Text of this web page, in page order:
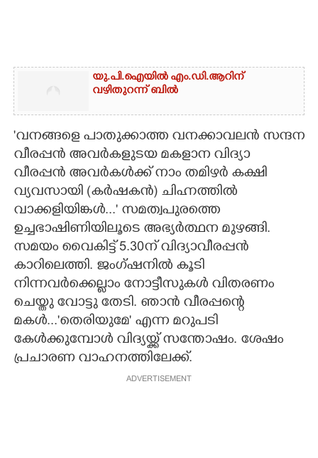
യു.പി.ഐയിൽ എം.ഡി.ആറിന്
വഴിതുറന്ന് ബിൽ
'വനങ്ങളെ പാതുക്കാത്ത വനക്കാവലൻ സന്ദന
വീരപ്പൻ അവർകളുടയ മകളാന വിദ്യാ
വീരപ്പൻ അവർകൾക്ക് നാം തമിഴർ കക്ഷി
വ്യവസായി (കർഷകൻ) ചിഹ്നത്തിൽ
വാക്കളിയിങ്കൾ..." സമത്വപുരത്തെ
ഉച്ചഭാഷിണിയിലൂടെ അഭ്യർത്ഥന മുഴങ്ങി.
സമയം വൈകിട്ട് 5.30ന് വിദ്യാവീരപ്പൻ
കാറിലെത്തി. ജംഗ്ഷനിൽ കൂടി
നിന്നവർക്കെല്ലാം നോട്ടീസുകൾ വിതരണം
ചെയ്തു വോട്ടു തേടി. ഞാൻ വീരപ്പന്റെ
മകൾ...'തെരിയുമേ" എന്ന മറുപടി
കേൾക്കുമ്പോൾ വിദ്യയ്ക്ക് സന്തോഷം. ശേഷം
പ്രചാരണ വാഹനത്തിലേക്ക്.
ADVERTISEMENT